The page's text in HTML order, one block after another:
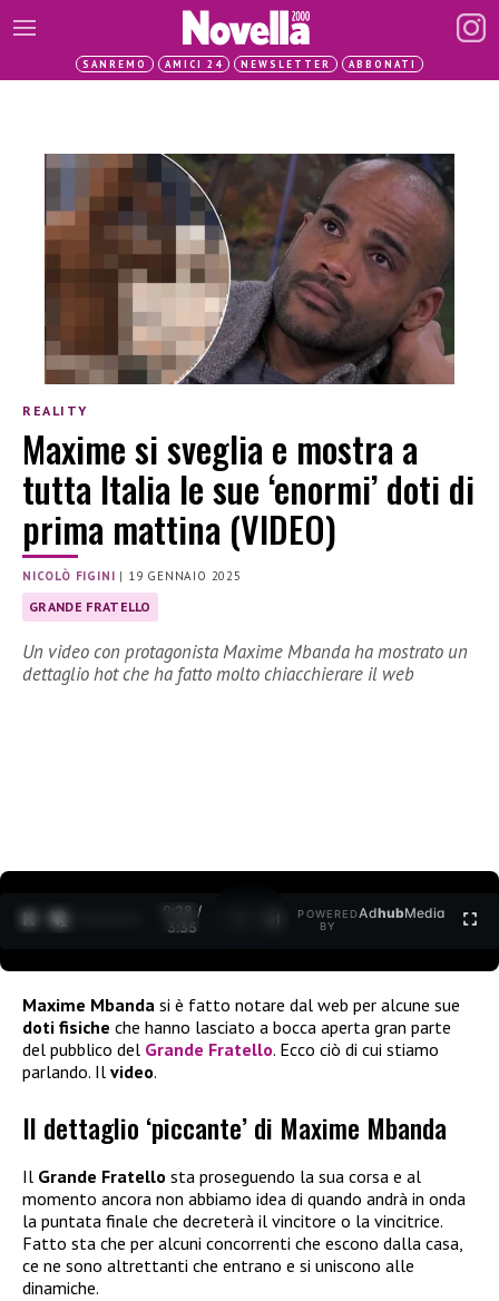
SANREMO AMICI 24 NEWSLETTER ABBONATI
REALITY
Maxime si sveglia e mostra a
tutta Italia le sue ‘enormi’ doti di
prima mattina (VIDEO)
NICOLÒ FIGINI | 19 GENNAIO 2025
GRANDE FRATELLO
Un video con protagonista Maxime Mbanda ha mostrato un
dettaglio hot che ha fatto molto chiacchierare il web
0:29 /
3:35
POWERED
BY
AdhubMedia
Maxime Mbanda si è fatto notare dal web per alcune sue
doti fisiche che hanno lasciato a bocca aperta gran parte
del pubblico del Grande Fratello. Ecco ciò di cui stiamo
parlando. Il video.
Il dettaglio ‘piccante’ di Maxime Mbanda
Il Grande Fratello sta proseguendo la sua corsa e al
momento ancora non abbiamo idea di quando andrà in onda
la puntata finale che decreterà il vincitore o la vincitrice.
Fatto sta che per alcuni concorrenti che escono dalla casa,
ce ne sono altrettanti che entrano e si uniscono alle
dinamiche.